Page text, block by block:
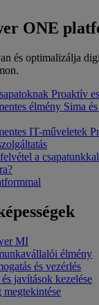
ONE
és optimalizálja
Proaktív
élmény Sima
IT-műveletek
a csapatunkkal
MI
élmény
és vezérlés
javítások kezelése
megtekintése